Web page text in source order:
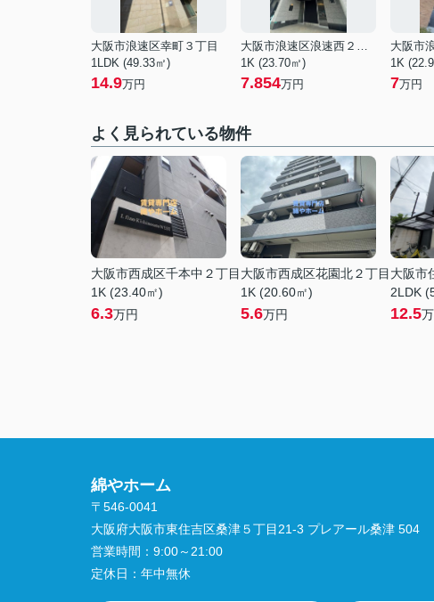
大阪市浪速区幸町３丁目
1LDK (49.33㎡)
14.9万円
大阪市浪速区浪速西２丁目
1K (23.70㎡)
7.854万円
大阪市
1K
7万円
よく見られている物件
大阪市西成区千本中２丁目
1K (23.40㎡)
6.3万円
大阪市西成区花園北２丁目
1K (20.60㎡)
5.6万円
大阪市
2LDK
12.5
綿やホーム
〒546-0041
大阪府大阪市東住吉区桑津５丁目21-3 プレアール桑津 504
営業時間： 9:00～21:00
定休日： 年中無休